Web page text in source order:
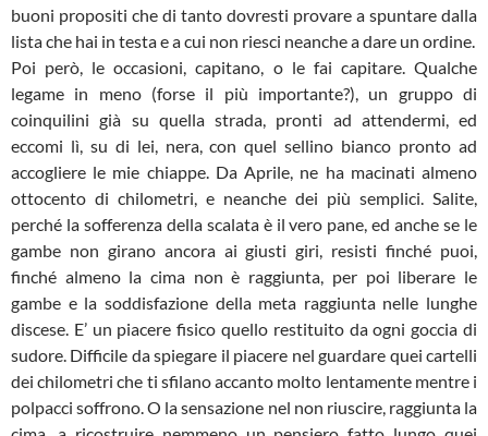
buoni propositi che di tanto dovresti provare a spuntare dalla
lista che hai in testa e a cui non riesci neanche a dare un ordine.
Poi però, le occasioni, capitano, o le fai capitare. Qualche
legame in meno (forse il più importante?), un gruppo di
coinquilini già su quella strada, pronti ad attendermi, ed
eccomi lì, su di lei, nera, con quel sellino bianco pronto ad
accogliere le mie chiappe. Da Aprile, ne ha macinati almeno
ottocento di chilometri, e neanche dei più semplici. Salite,
perché la sofferenza della scalata è il vero pane, ed anche se le
gambe non girano ancora ai giusti giri, resisti finché puoi,
finché almeno la cima non è raggiunta, per poi liberare le
gambe e la soddisfazione della meta raggiunta nelle lunghe
discese. E’ un piacere fisico quello restituito da ogni goccia di
sudore. Difficile da spiegare il piacere nel guardare quei cartelli
dei chilometri che ti sfilano accanto molto lentamente mentre i
polpacci soffrono. O la sensazione nel non riuscire, raggiunta la